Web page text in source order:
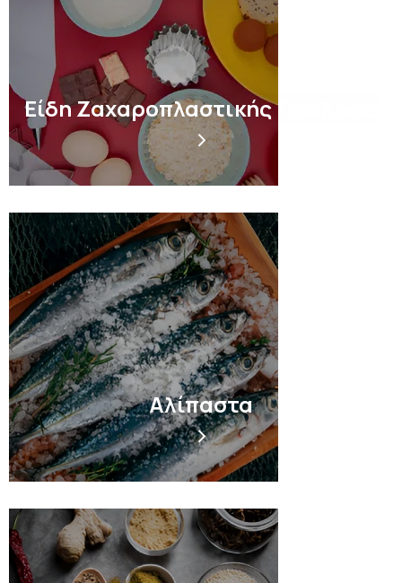
Είδη Ζαχαροπλαστικής Πραλίνες
Αλίπαστα